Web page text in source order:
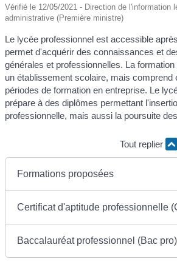
Vérifié le 12/05/2021 - Direction de l'information
administrative (Première ministre)
Le lycée professionnel est accessible
permet d'acquérir des connaissances et
générales et professionnelles. La
un établissement scolaire, mais comprend
périodes de formation en entreprise. Le
prépare à des diplômes permettant
professionnelle, mais aussi la poursuite
Tout replier
Formations proposées
Certificat d'aptitude professionnelle
Baccalauréat professionnel (Bac pro)